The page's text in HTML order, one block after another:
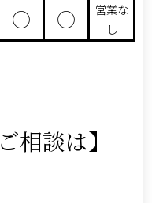
○ ○
営業な
し
相談は】